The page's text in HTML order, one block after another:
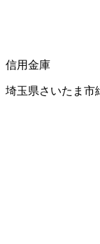
信用金庫
埼玉県さいたま市